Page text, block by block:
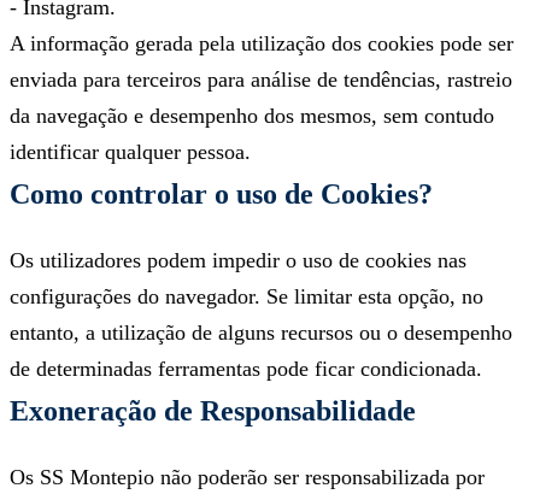
- Instagram.
A informação gerada pela utilização dos cookies pode ser
enviada para terceiros para análise de tendências, rastreio
da navegação e desempenho dos mesmos, sem contudo
identificar qualquer pessoa.
Como controlar o uso de Cookies?
Os utilizadores podem impedir o uso de cookies nas
configurações do navegador. Se limitar esta opção, no
entanto, a utilização de alguns recursos ou o desempenho
de determinadas ferramentas pode ficar condicionada.
Exoneração de Responsabilidade
Os SS Montepio não poderão ser responsabilizada por